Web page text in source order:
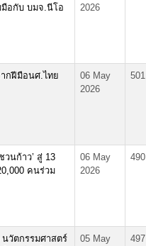
มือกับ บมจ.นีโอ
2026
กฝีมือนศ.ไทย
06 May
2026
501
วนก้าว’ สู่ 13
คนร่วม
06 May
2026
490
วัตกรรมศาสตร์
05 May
497